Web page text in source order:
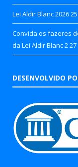
Lei Aldir Blanc 2026
Convida os fazeres
da Lei Aldir Blanc 2
DESENVOLVIDO